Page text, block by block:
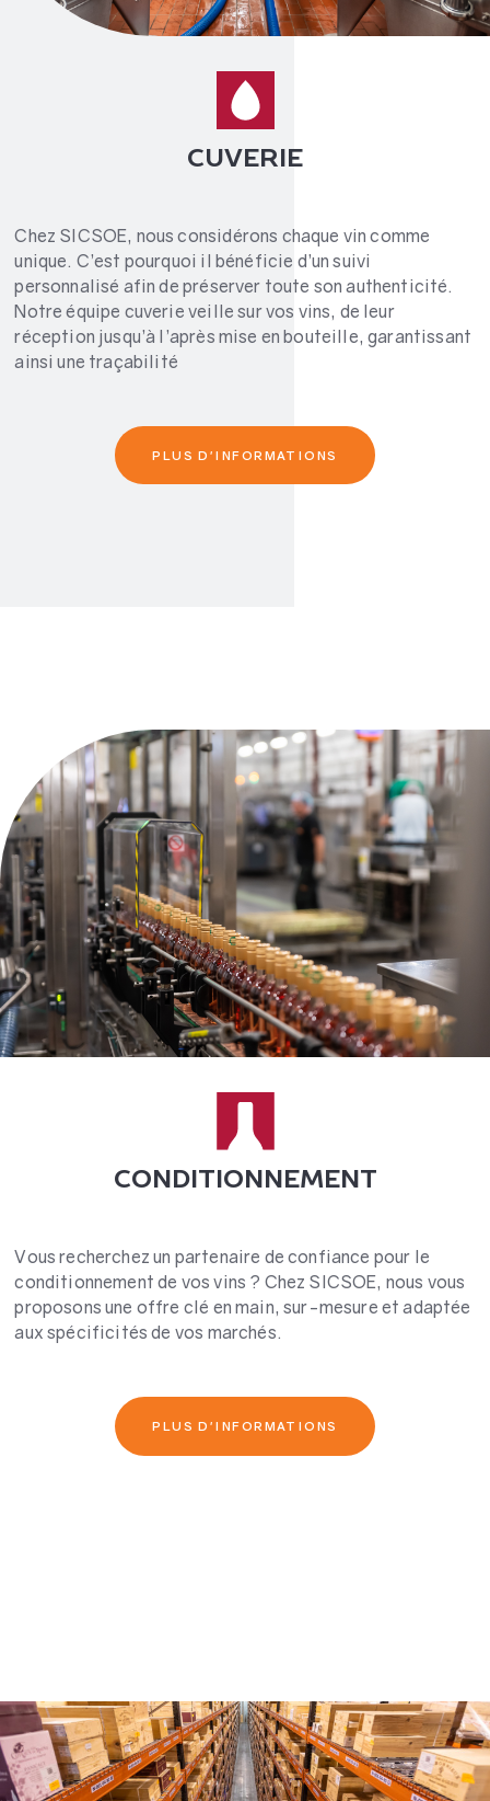
CUVERIE
Chez SICSOE, nous considérons chaque vin comme
unique. C’est pourquoi il bénéficie d’un suivi
personnalisé afin de préserver toute son authenticité.
Notre équipe cuverie veille sur vos vins, de leur
réception jusqu’à l’après mise en bouteille, garantissant
ainsi une traçabilité
PLUS D'INFORMATIONS
CONDITIONNEMENT
Vous recherchez un partenaire de confiance pour le
conditionnement de vos vins ? Chez SICSOE, nous vous
proposons une offre clé en main, sur-mesure et adaptée
aux spécificités de vos marchés.
PLUS D'INFORMATIONS